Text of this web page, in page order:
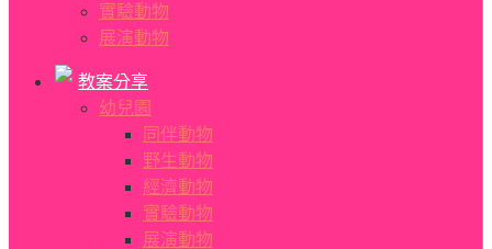
實驗動物
展演動物
教案分享
幼兒園
同伴動物
野生動物
經濟動物
實驗動物
展演動物